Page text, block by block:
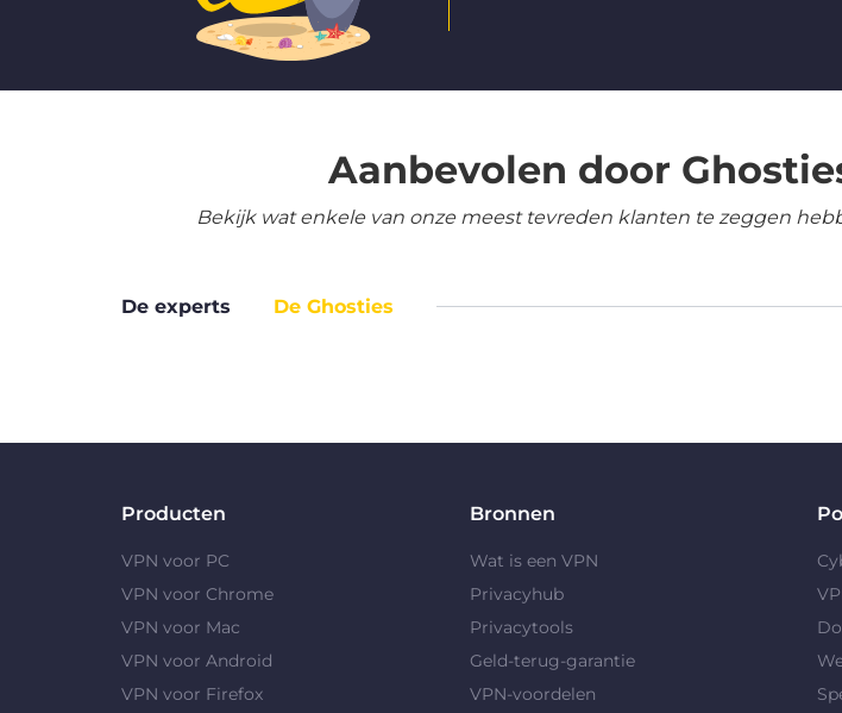
Aanbevolen door
Bekijk wat enkele van onze meest tevreden klanten te zeggen
De experts De Ghosties
Producten
VPN voor PC
VPN voor Chrome
VPN voor Mac
VPN voor Android
VPN voor Firefox
Bronnen
Wat is een VPN
Privacyhub
Privacytools
Geld-terug-garantie
VPN-voordelen